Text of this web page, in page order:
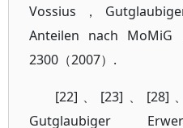
Vossius，
Anteilen nach
2300（2007）.
[22]、[23]、[28]
Gutglaubiger